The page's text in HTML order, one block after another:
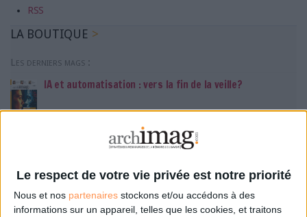
Le respect de votre vie privée est notre priorité
Nous et nos partenaires stockons et/ou accédons à des
informations sur un appareil, telles que les cookies, et traitons
RSS
LA BOUTIQUE
Les derniers mags :
IA et automatisation : vers la fin de la veille?
Bibliothèques : comment survivre face aux pressions?
DSI du secteur public : le pivot de la transformation